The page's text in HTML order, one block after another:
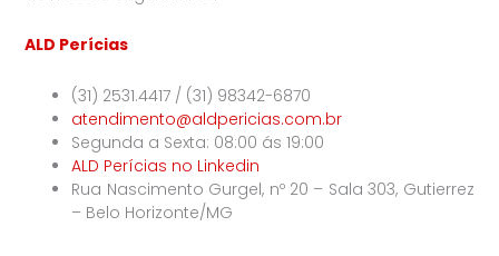
ALD Perícias
(31) 2531.4417 / (31) 98342-6870
atendimento@aldpericias.com.br
Segunda a Sexta: 08:00 ás 19:00
ALD Perícias no Linkedin
Rua Nascimento Gurgel, nº 20 – Sala 303, Gutierrez
– Belo Horizonte/MG